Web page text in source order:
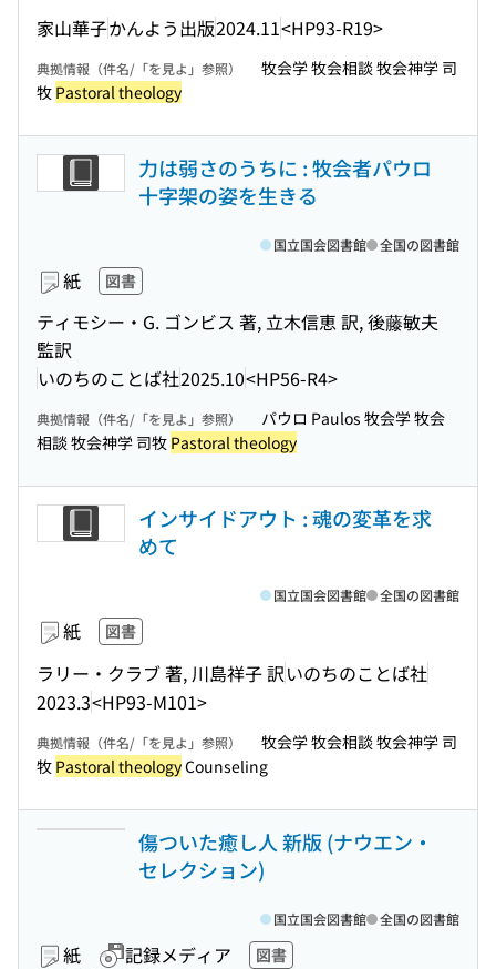
家山華子かんよう出版2024.11<HP93-R19>
典拠情報（件名/「を見よ」参照）
牧会学 牧会相談 牧会神学 司
牧 Pastoral theology
力は弱さのうちに : 牧会者パウロ
十字架の姿を生きる
紙 図書
ティモシー・G. ゴンビス 著, 立木信恵 訳, 後藤敏夫
監訳
いのちのことば社2025.10<HP56-R4>
国立国会図書館 全国の図書館
典拠情報（件名/「を見よ」参照）
パウロ Paulos 牧会学 牧会
相談 牧会神学 司牧 Pastoral theology
インサイドアウト : 魂の変革を求
めて
紙 図書
ラリー・クラブ 著, 川島祥子 訳いのちのことば社
2023.3<HP93-M101>
国立国会図書館 全国の図書館
典拠情報（件名/「を見よ」参照）
牧会学 牧会相談 牧会神学 司
牧 Pastoral theologyCounseling
傷ついた癒し人 新版 (ナウエン・
セレクション)
紙 記録メディア
図書
国立国会図書館 全国の図書館